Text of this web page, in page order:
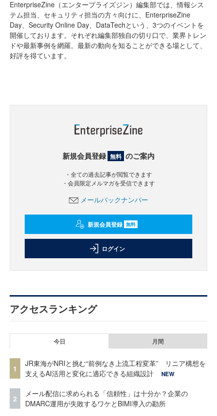
EnterpriseZine（エンタープライズジン）編集部では、情報シス
テム担当、セキュリティ担当の方々向けに、EnterpriseZine
Day、Security Online Day、DataTechという、3つのイベントを
開催しております。それぞれ編集部独自の切り口で、業界トレン
ドや最新事例を網羅。最新の動向を知ることができる場として、
好評を得ています。
新規会員登録 無料 のご案内
・全ての過去記事が閲覧できます
・会員限定メルマガを受信できます
メールバックナンバー
新規会員登録 無料
ログイン
アクセスランキング
今日 月間
1
JR東海がNRIと挑む“前例なき上流工程変革” リニア構想を
支えるAI活用と変化に適応できる組織設計
NEW
2
メール配信に求められる「信頼性」は十分か？企業の
DMARC運用が失敗するワケとBIMI導入の勘所